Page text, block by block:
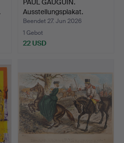
PAUL GAUGUIN.
Ausstellungsplakat.
Beendet 27. Jun 2026
1 Gebot
22 USD